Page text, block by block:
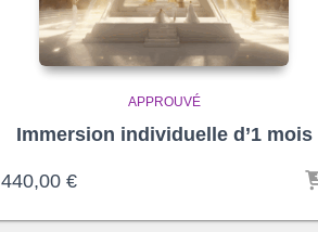
APPROUVÉ
Immersion individuelle d’1 mois
440,00 €